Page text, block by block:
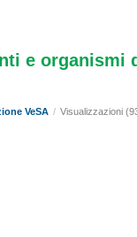
e organismi
VeSA / Visualizzazioni